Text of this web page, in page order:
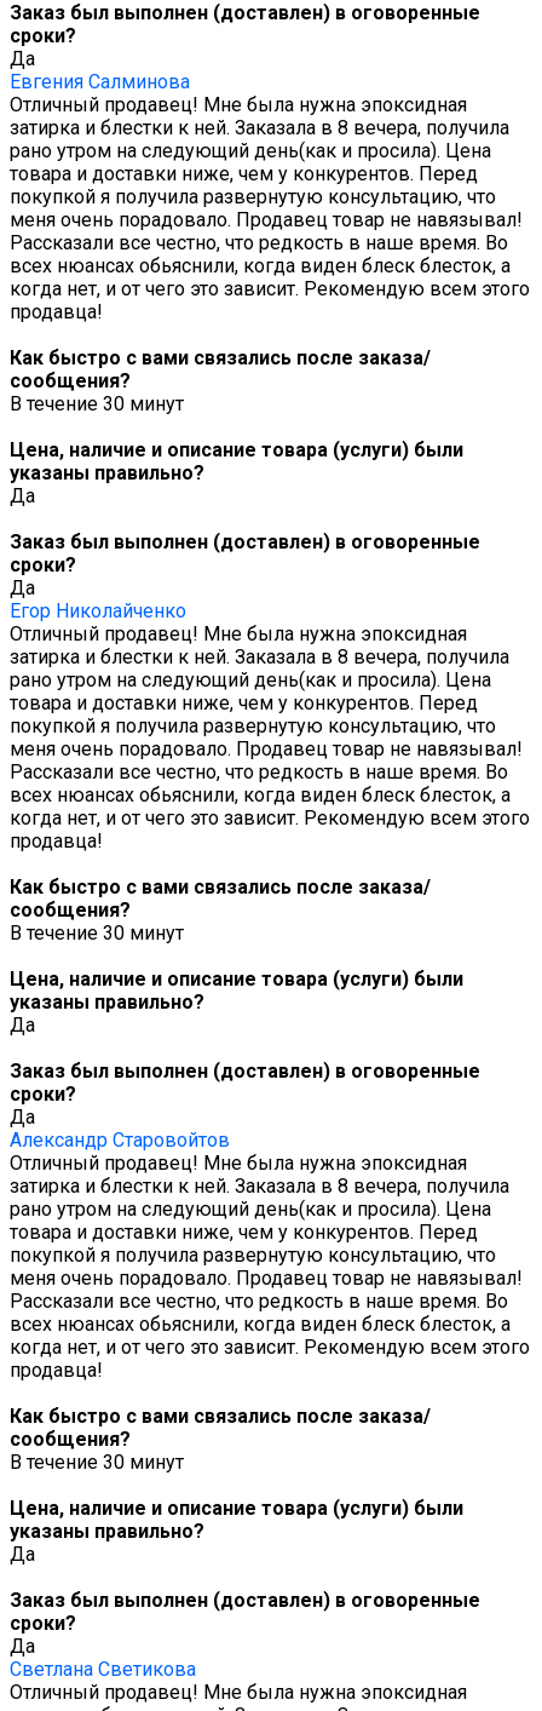
Заказ был выполнен (доставлен) в оговоренные
сроки?
Да
Евгения Салминова
Отличный продавец! Мне была нужна эпоксидная
затирка и блестки к ней. Заказала в 8 вечера, получила
рано утром на следующий день(как и просила). Цена
товара и доставки ниже, чем у конкурентов. Перед
покупкой я получила развернутую консультацию, что
меня очень порадовало. Продавец товар не навязывал!
Рассказали все честно, что редкость в наше время. Во
всех нюансах обьяснили, когда виден блеск блесток, а
когда нет, и от чего это зависит. Рекомендую всем этого
продавца!
Как быстро с вами связались после заказа/
сообщения?
В течение 30 минут
Цена, наличие и описание товара (услуги) были
указаны правильно?
Да
Заказ был выполнен (доставлен) в оговоренные
сроки?
Да
Егор Николайченко
Отличный продавец! Мне была нужна эпоксидная
затирка и блестки к ней. Заказала в 8 вечера, получила
рано утром на следующий день(как и просила). Цена
товара и доставки ниже, чем у конкурентов. Перед
покупкой я получила развернутую консультацию, что
меня очень порадовало. Продавец товар не навязывал!
Рассказали все честно, что редкость в наше время. Во
всех нюансах обьяснили, когда виден блеск блесток, а
когда нет, и от чего это зависит. Рекомендую всем этого
продавца!
Как быстро с вами связались после заказа/
сообщения?
В течение 30 минут
Цена, наличие и описание товара (услуги) были
указаны правильно?
Да
Заказ был выполнен (доставлен) в оговоренные
сроки?
Да
Александр Старовойтов
Отличный продавец! Мне была нужна эпоксидная
затирка и блестки к ней. Заказала в 8 вечера, получила
рано утром на следующий день(как и просила). Цена
товара и доставки ниже, чем у конкурентов. Перед
покупкой я получила развернутую консультацию, что
меня очень порадовало. Продавец товар не навязывал!
Рассказали все честно, что редкость в наше время. Во
всех нюансах обьяснили, когда виден блеск блесток, а
когда нет, и от чего это зависит. Рекомендую всем этого
продавца!
Как быстро с вами связались после заказа/
сообщения?
В течение 30 минут
Цена, наличие и описание товара (услуги) были
указаны правильно?
Да
Заказ был выполнен (доставлен) в оговоренные
сроки?
Да
Светлана Светикова
Отличный продавец! Мне была нужна эпоксидная